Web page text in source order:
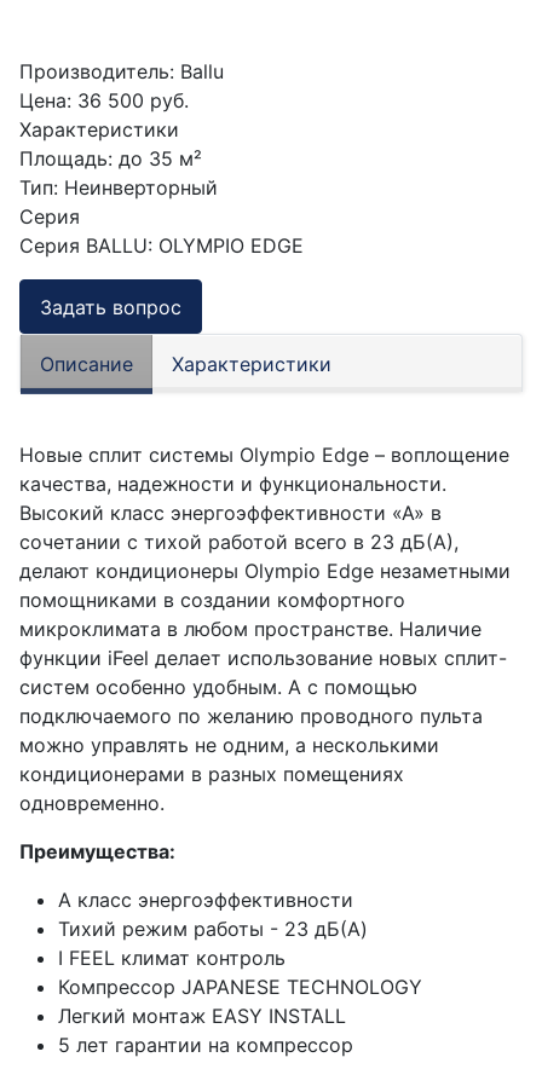
Производитель: Ballu
Цена: 36 500 руб.
Характеристики
Площадь: до 35 м²
Тип: Неинверторный
Серия
Серия BALLU: OLYMPIO EDGE
Задать вопрос
Описание Характеристики
Новые сплит системы Olympio Edge – воплощение
качества, надежности и функциональности.
Высокий класс энергоэффективности «А» в
сочетании с тихой работой всего в 23 дБ(А),
делают кондиционеры Olympio Edge незаметными
помощниками в создании комфортного
микроклимата в любом пространстве. Наличие
функции iFeel делает использование новых сплит-
систем особенно удобным. А с помощью
подключаемого по желанию проводного пульта
можно управлять не одним, а несколькими
кондиционерами в разных помещениях
одновременно.
Преимущества:
А класс энергоэффективности
Тихий режим работы - 23 дБ(A)
I FEEL климат контроль
Компрессор JAPANESE TECHNOLOGY
Легкий монтаж EASY INSTALL
5 лет гарантии на компрессор